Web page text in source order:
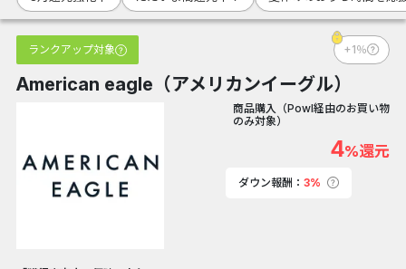
ランクアップ対象 +1％
American eagle（アメリカンイーグル）
商品購入（Powl経由のお買い物
のみ対象）
4%還元
ダウン報酬： 3%